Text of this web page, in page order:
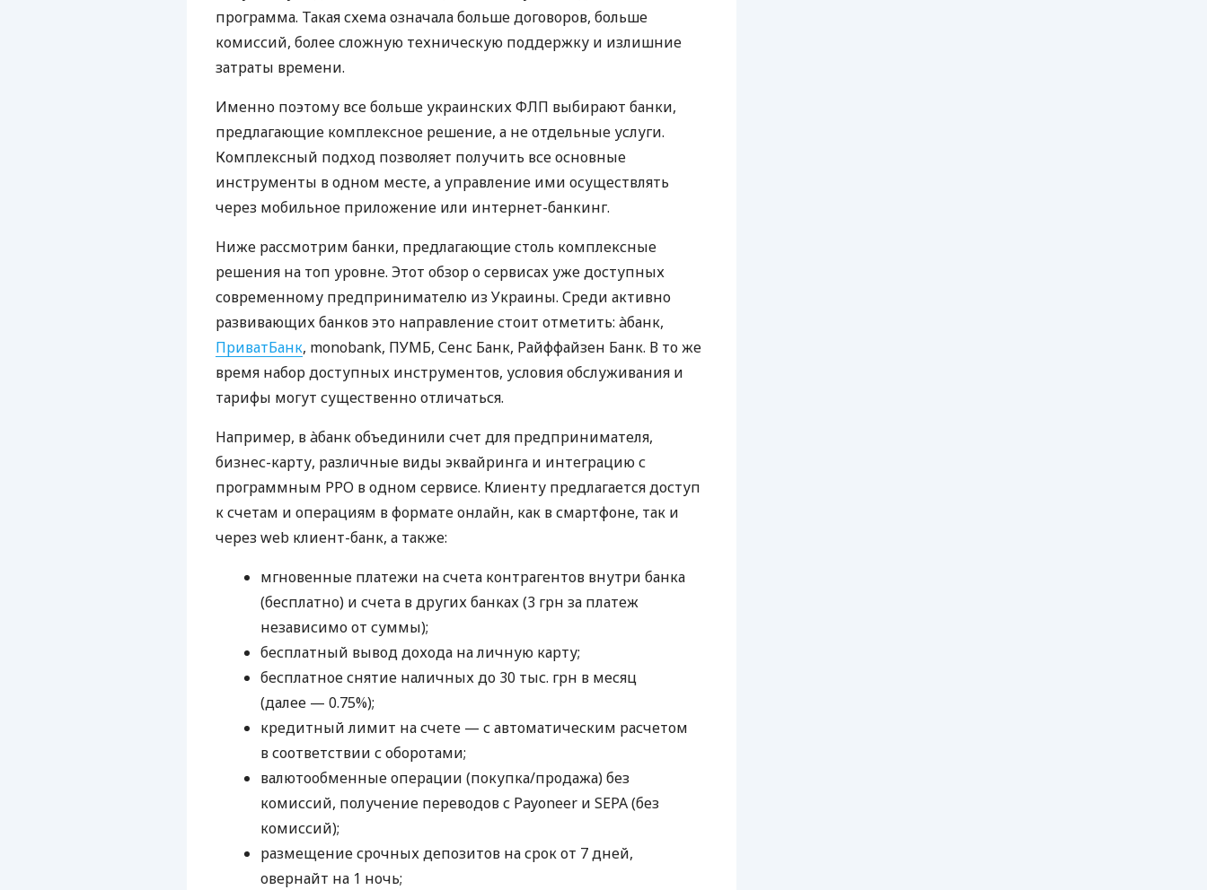
программа. Такая схема означала больше договоров, больше
комиссий, более сложную техническую поддержку и излишние
затраты времени.
Именно поэтому все больше украинских ФЛП выбирают банки,
предлагающие комплексное решение, а не отдельные услуги.
Комплексный подход позволяет получить все основные
инструменты в одном месте, а управление ими осуществлять
через мобильное приложение или интернет-банкинг.
Ниже рассмотрим банки, предлагающие столь комплексные
решения на топ уровне. Этот обзор о сервисах уже доступных
современному предпринимателю из Украины. Среди активно
развивающих банков это направление стоит отметить: àбанк,
ПриватБанк, monobank, ПУМБ, Сенс Банк, Райффайзен Банк. В то же
время набор доступных инструментов, условия обслуживания и
тарифы могут существенно отличаться.
Например, в àбанк объединили счет для предпринимателя,
бизнес-карту, различные виды эквайринга и интеграцию с
программным РРО в одном сервисе. Клиенту предлагается доступ
к счетам и операциям в формате онлайн, как в смартфоне, так и
через web клиент-банк, а также:
мгновенные платежи на счета контрагентов внутри банка
(бесплатно) и счета в других банках (3 грн за платеж
независимо от суммы);
бесплатный вывод дохода на личную карту;
бесплатное снятие наличных до 30 тыс. грн в месяц
(далее — 0.75%);
кредитный лимит на счете — с автоматическим расчетом
в соответствии с оборотами;
валютообменные операции (покупка/продажа) без
комиссий, получение переводов с Payoneer и SEPA (без
комиссий);
размещение срочных депозитов на срок от 7 дней,
овернайт на 1 ночь;